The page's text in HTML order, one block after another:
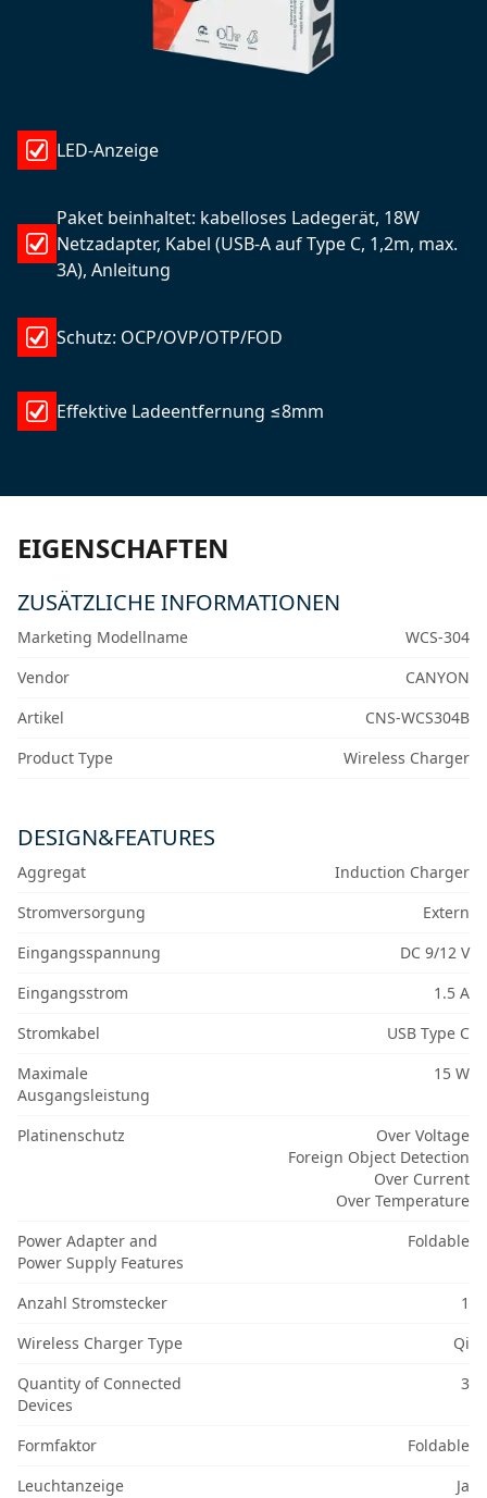
LED-Anzeige
Paket beinhaltet: kabelloses Ladegerät, 18W
Netzadapter, Kabel (USB-A auf Type C, 1,2m, max.
3A), Anleitung
Schutz: OCP/OVP/OTP/FOD
Effektive Ladeentfernung ≤8mm
EIGENSCHAFTEN
ZUSÄTZLICHE INFORMATIONEN
Marketing Modellname
WCS-304
Vendor
CANYON
Artikel
CNS-WCS304B
Product Type
Wireless Charger
DESIGN&FEATURES
Aggregat
Induction Charger
Stromversorgung
Extern
Eingangsspannung
DC 9/12 V
Eingangsstrom
1.5 A
Stromkabel
USB Type C
Maximale
Ausgangsleistung
15 W
Platinenschutz
Over Voltage
Foreign Object Detection
Over Current
Over Temperature
Power Adapter and
Power Supply Features
Foldable
Anzahl Stromstecker
1
Wireless Charger Type
Qi
Quantity of Connected
Devices
3
Formfaktor
Foldable
Leuchtanzeige
Ja